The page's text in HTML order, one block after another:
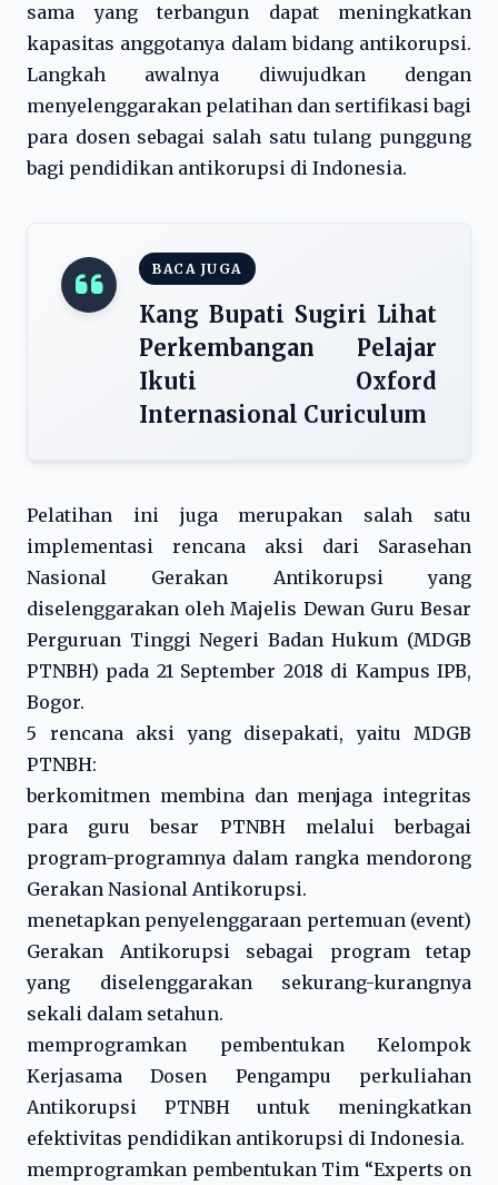
sama yang terbangun dapat meningkatkan
kapasitas anggotanya dalam bidang antikorupsi.
Langkah awalnya diwujudkan dengan
menyelenggarakan pelatihan dan sertifikasi bagi
para dosen sebagai salah satu tulang punggung
bagi pendidikan antikorupsi di Indonesia.
BACA JUGA
Kang Bupati Sugiri Lihat
Perkembangan Pelajar
Ikuti Oxford
Internasional Curiculum
Pelatihan ini juga merupakan salah satu
implementasi rencana aksi dari Sarasehan
Nasional Gerakan Antikorupsi yang
diselenggarakan oleh Majelis Dewan Guru Besar
Perguruan Tinggi Negeri Badan Hukum (MDGB
PTNBH) pada 21 September 2018 di Kampus IPB,
Bogor.
5 rencana aksi yang disepakati, yaitu MDGB
PTNBH:
berkomitmen membina dan menjaga integritas
para guru besar PTNBH melalui berbagai
program-programnya dalam rangka mendorong
Gerakan Nasional Antikorupsi.
menetapkan penyelenggaraan pertemuan (event)
Gerakan Antikorupsi sebagai program tetap
yang diselenggarakan sekurang-kurangnya
sekali dalam setahun.
memprogramkan pembentukan Kelompok
Kerjasama Dosen Pengampu perkuliahan
Antikorupsi PTNBH untuk meningkatkan
efektivitas pendidikan antikorupsi di Indonesia.
memprogramkan pembentukan Tim “Experts on